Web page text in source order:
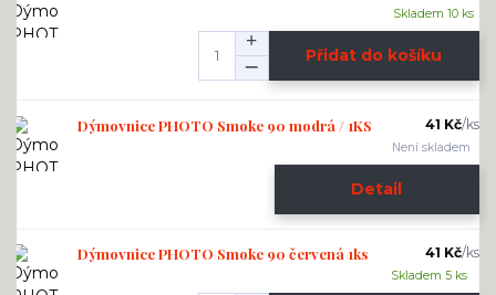
Skladem 10 ks
Přidat do košíku
Dýmovnice PHOTO Smoke 90 modrá / 1KS 41 Kč/ks
Není skladem
Detail
Dýmovnice PHOTO Smoke 90 červená 1ks 41 Kč/ks
Skladem 5 ks